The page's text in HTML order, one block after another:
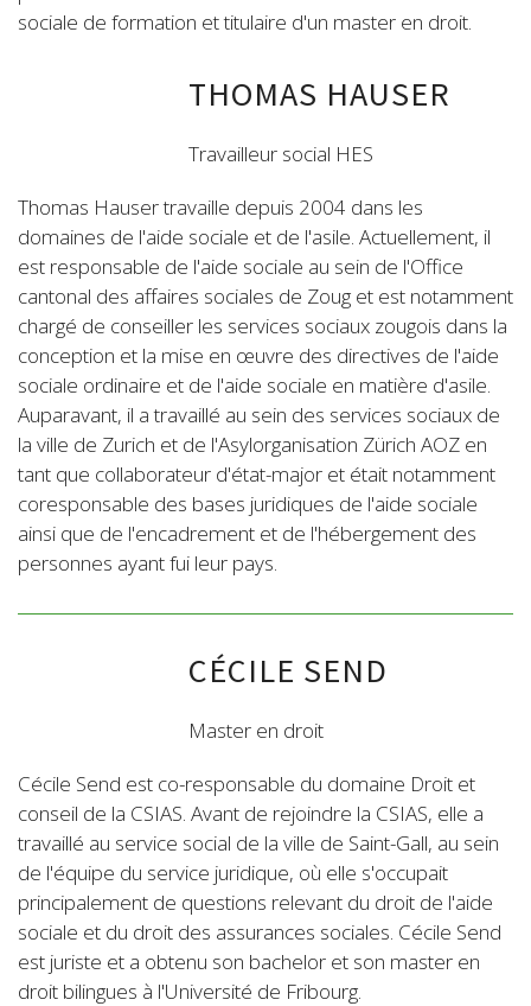
sociale de formation et titulaire d'un master en droit.
THOMAS HAUSER
Travailleur social HES
Thomas Hauser travaille depuis 2004 dans les
domaines de l'aide sociale et de l'asile. Actuellement, il
est responsable de l'aide sociale au sein de l'Office
cantonal des affaires sociales de Zoug et est notamment
chargé de conseiller les services sociaux zougois dans la
conception et la mise en œuvre des directives de l'aide
sociale ordinaire et de l'aide sociale en matière d'asile.
Auparavant, il a travaillé au sein des services sociaux de
la ville de Zurich et de l'Asylorganisation Zürich AOZ en
tant que collaborateur d'état-major et était notamment
coresponsable des bases juridiques de l'aide sociale
ainsi que de l'encadrement et de l'hébergement des
personnes ayant fui leur pays.
CÉCILE SEND
Master en droit
Cécile Send est co-responsable du domaine Droit et
conseil de la CSIAS. Avant de rejoindre la CSIAS, elle a
travaillé au service social de la ville de Saint-Gall, au sein
de l'équipe du service juridique, où elle s'occupait
principalement de questions relevant du droit de l'aide
sociale et du droit des assurances sociales. Cécile Send
est juriste et a obtenu son bachelor et son master en
droit bilingues à l'Université de Fribourg.